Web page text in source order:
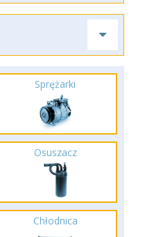
Sprężarki
Osuszacz
Chłodnica